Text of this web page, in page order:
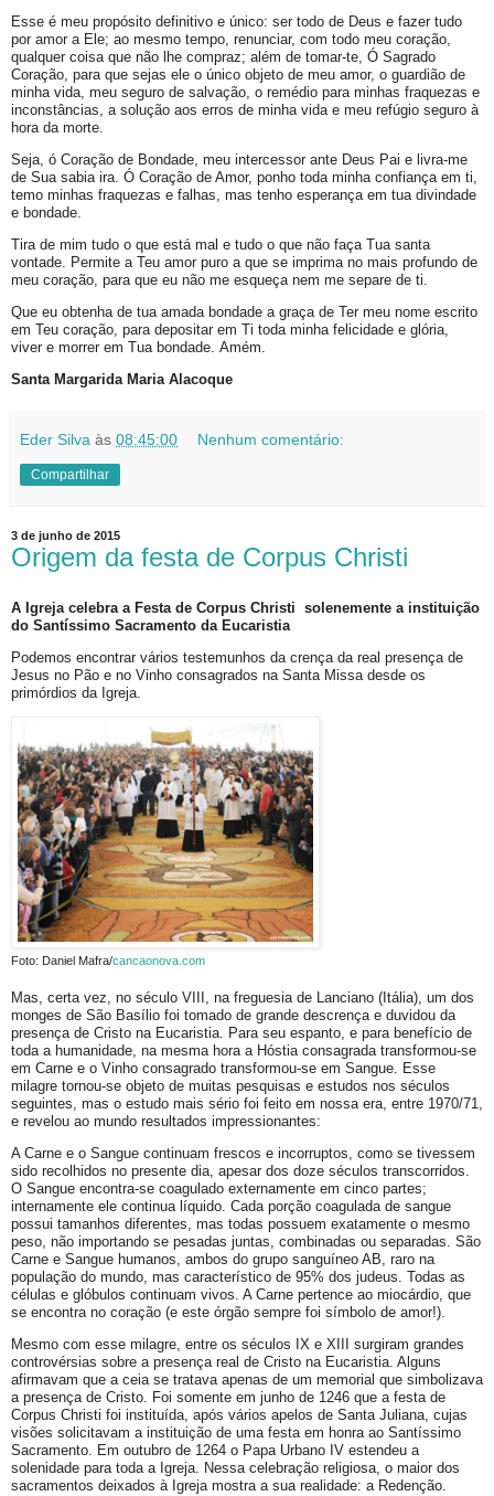
Esse é meu propósito definitivo e único: ser todo de Deus e fazer tudo
por amor a Ele; ao mesmo tempo, renunciar, com todo meu coração,
qualquer coisa que não lhe compraz; além de tomar-te, Ó Sagrado
Coração, para que sejas ele o único objeto de meu amor, o guardião de
minha vida, meu seguro de salvação, o remédio para minhas fraquezas e
inconstâncias, a solução aos erros de minha vida e meu refúgio seguro à
hora da morte.
Seja, ó Coração de Bondade, meu intercessor ante Deus Pai e livra-me
de Sua sabia ira. Ó Coração de Amor, ponho toda minha confiança em ti,
temo minhas fraquezas e falhas, mas tenho esperança em tua divindade
e bondade.
Tira de mim tudo o que está mal e tudo o que não faça Tua santa
vontade. Permite a Teu amor puro a que se imprima no mais profundo de
meu coração, para que eu não me esqueça nem me separe de ti.
Que eu obtenha de tua amada bondade a graça de Ter meu nome escrito
em Teu coração, para depositar em Ti toda minha felicidade e glória,
viver e morrer em Tua bondade. Amém.
Santa Margarida Maria Alacoque
Eder Silva às 08:45:00 Nenhum comentário:
Compartilhar
3 de junho de 2015
Origem da festa de Corpus Christi
A Igreja celebra a Festa de Corpus Christi solenemente a instituição
do Santíssimo Sacramento da Eucaristia
Podemos encontrar vários testemunhos da crença da real presença de
Jesus no Pão e no Vinho consagrados na Santa Missa desde os
primórdios da Igreja.
Foto: Daniel Mafra/cancaonova.com
Mas, certa vez, no século VIII, na freguesia de Lanciano (Itália), um dos
monges de São Basílio foi tomado de grande descrença e duvidou da
presença de Cristo na Eucaristia. Para seu espanto, e para benefício de
toda a humanidade, na mesma hora a Hóstia consagrada transformou-se
em Carne e o Vinho consagrado transformou-se em Sangue. Esse
milagre tornou-se objeto de muitas pesquisas e estudos nos séculos
seguintes, mas o estudo mais sério foi feito em nossa era, entre 1970/71,
e revelou ao mundo resultados impressionantes:
A Carne e o Sangue continuam frescos e incorruptos, como se tivessem
sido recolhidos no presente dia, apesar dos doze séculos transcorridos.
O Sangue encontra-se coagulado externamente em cinco partes;
internamente ele continua líquido. Cada porção coagulada de sangue
possui tamanhos diferentes, mas todas possuem exatamente o mesmo
peso, não importando se pesadas juntas, combinadas ou separadas. São
Carne e Sangue humanos, ambos do grupo sanguíneo AB, raro na
população do mundo, mas característico de 95% dos judeus. Todas as
células e glóbulos continuam vivos. A Carne pertence ao miocárdio, que
se encontra no coração (e este órgão sempre foi símbolo de amor!).
Mesmo com esse milagre, entre os séculos IX e XIII surgiram grandes
controvérsias sobre a presença real de Cristo na Eucaristia. Alguns
afirmavam que a ceia se tratava apenas de um memorial que simbolizava
a presença de Cristo. Foi somente em junho de 1246 que a festa de
Corpus Christi foi instituída, após vários apelos de Santa Juliana, cujas
visões solicitavam a instituição de uma festa em honra ao Santíssimo
Sacramento. Em outubro de 1264 o Papa Urbano IV estendeu a
solenidade para toda a Igreja. Nessa celebração religiosa, o maior dos
sacramentos deixados à Igreja mostra a sua realidade: a Redenção.